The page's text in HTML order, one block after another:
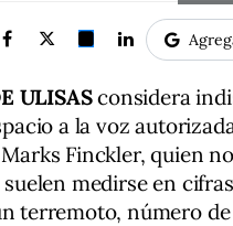
ULISASconsidera
a la voz
Finckler, quien
suelen medirse en
terremoto, número